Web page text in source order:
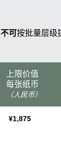
不可按批量层级
上限价值
每张纸币
（人民币）
¥1,875